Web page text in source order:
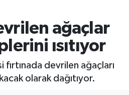
ağaçlar
ısıtıyor
fırtınada devrilen ağaçları
olarak dağıtıyor.